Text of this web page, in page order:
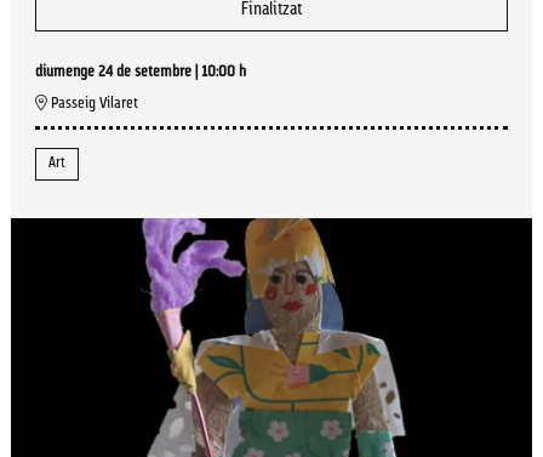
Finalitzat
diumenge 24 de setembre
10:00 h
Passeig Vilaret
Art